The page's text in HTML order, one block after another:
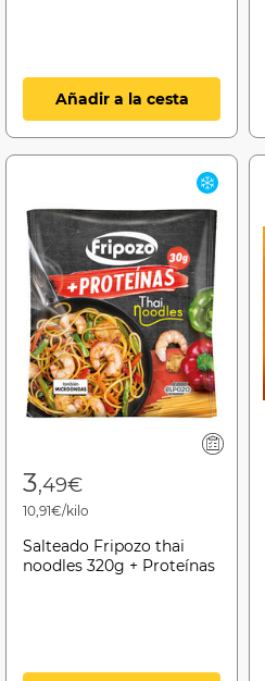
Añadir a la cesta
3,49€
10,91€/kilo
Salteado Fripozo thai
noodles 320g + Proteínas